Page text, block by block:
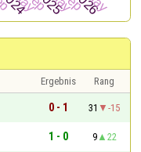
Ergebnis
Rang
0 - 1 31
-15
1 - 0 9
22